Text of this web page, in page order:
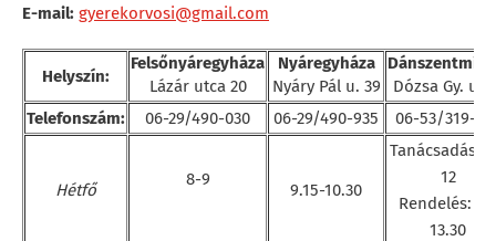
E-mail: gyerekorvosi@gmail.com
Helyszín:
Felsőnyáregyháza
Lázár utca 20
Nyáregyháza
Nyáry Pál u. 39
Dózsa Gy. u.
Telefonszám:
06-29/490-030 06-29/490-935 06-53/319-
Hétfő
8-9
9.15-10.30
Tanácsadás:
12
Rendelés:
13.30